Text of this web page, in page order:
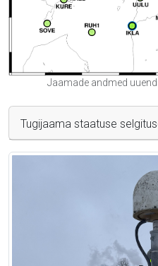
Jaamade andmed
Tugijaama staatuse